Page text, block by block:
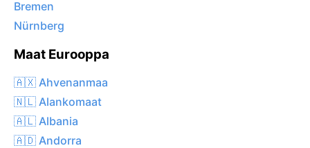
Bremen
Nürnberg
Maat Eurooppa
🇦🇽 Ahvenanmaa
🇳🇱 Alankomaat
🇦🇱 Albania
🇦🇩 Andorra